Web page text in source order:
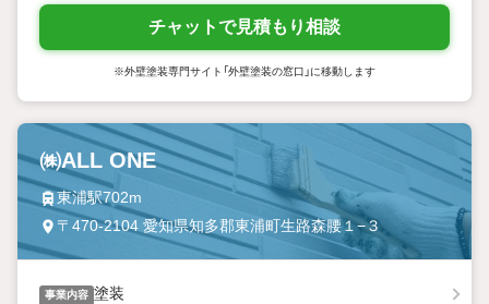
チャットで見積もり相談
※外壁塗装専門サイト「外壁塗装の窓口」に移動します
㈱ALL ONE
東浦駅702m
〒470-2104 愛知県知多郡東浦町生路森腰１−３
事業内容 塗装